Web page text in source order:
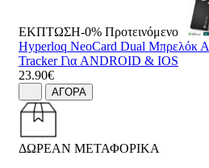
ΕΚΠΤΩΣΗ-0% Προτεινόμενο
Hyperloq NeoCard Dual Μπρελόκ
Tracker Για ANDROID & IOS
23.90€
ΑΓΟΡΑ
ΔΩΡΕΑΝ ΜΕΤΑΦΟΡΙΚΑ